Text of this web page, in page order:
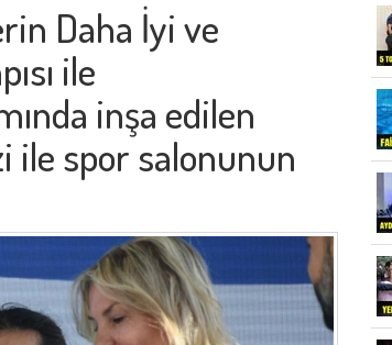
Daha İyi ve
ile
inşa edilen
ile spor salonunun